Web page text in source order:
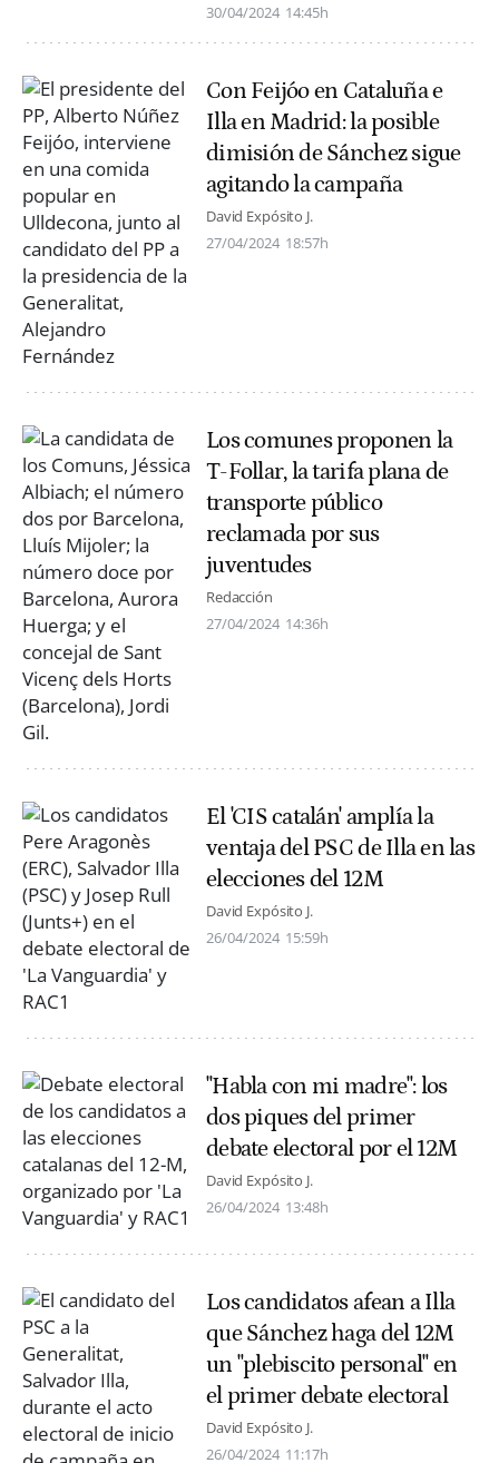
30/04/2024 14:45h
Con Feijóo en Cataluña e
Illa en Madrid: la posible
dimisión de Sánchez sigue
agitando la campaña
David Expósito J.
27/04/2024 18:57h
Los comunes proponen la
T-Follar, la tarifa plana de
transporte público
reclamada por sus
juventudes
Redacción
27/04/2024 14:36h
El 'CIS catalán' amplía la
ventaja del PSC de Illa en las
elecciones del 12M
David Expósito J.
26/04/2024 15:59h
"Habla con mi madre": los
dos piques del primer
debate electoral por el 12M
David Expósito J.
26/04/2024 13:48h
Los candidatos afean a Illa
que Sánchez haga del 12M
un "plebiscito personal" en
el primer debate electoral
David Expósito J.
26/04/2024 11:17h